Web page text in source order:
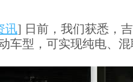
讯] 日前，我们获悉，
车型，可实现纯电、混